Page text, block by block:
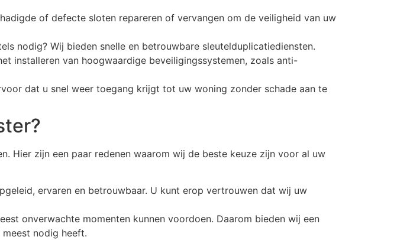
of defecte sloten repareren of vervangen om de veiligheid van uw
nodig? Wij bieden snelle en betrouwbare sleutelduplicatiediensten.
installeren van hoogwaardige beveiligingssystemen, zoals anti-
dat u snel weer toegang krijgt tot uw woning zonder schade aan te
Hier zijn een paar redenen waarom wij de beste keuze zijn voor al uw
ervaren en betrouwbaar. U kunt erop vertrouwen dat wij uw
onverwachte momenten kunnen voordoen. Daarom bieden wij een
nodig heeft.